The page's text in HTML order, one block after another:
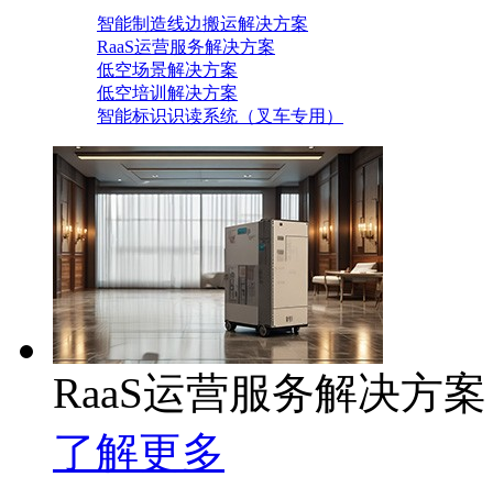
智能制造线边搬运解决方案
RaaS运营服务解决方案
低空场景解决方案
低空培训解决方案
智能标识识读系统（叉车专用）
RaaS运营服务解决方案
了解更多